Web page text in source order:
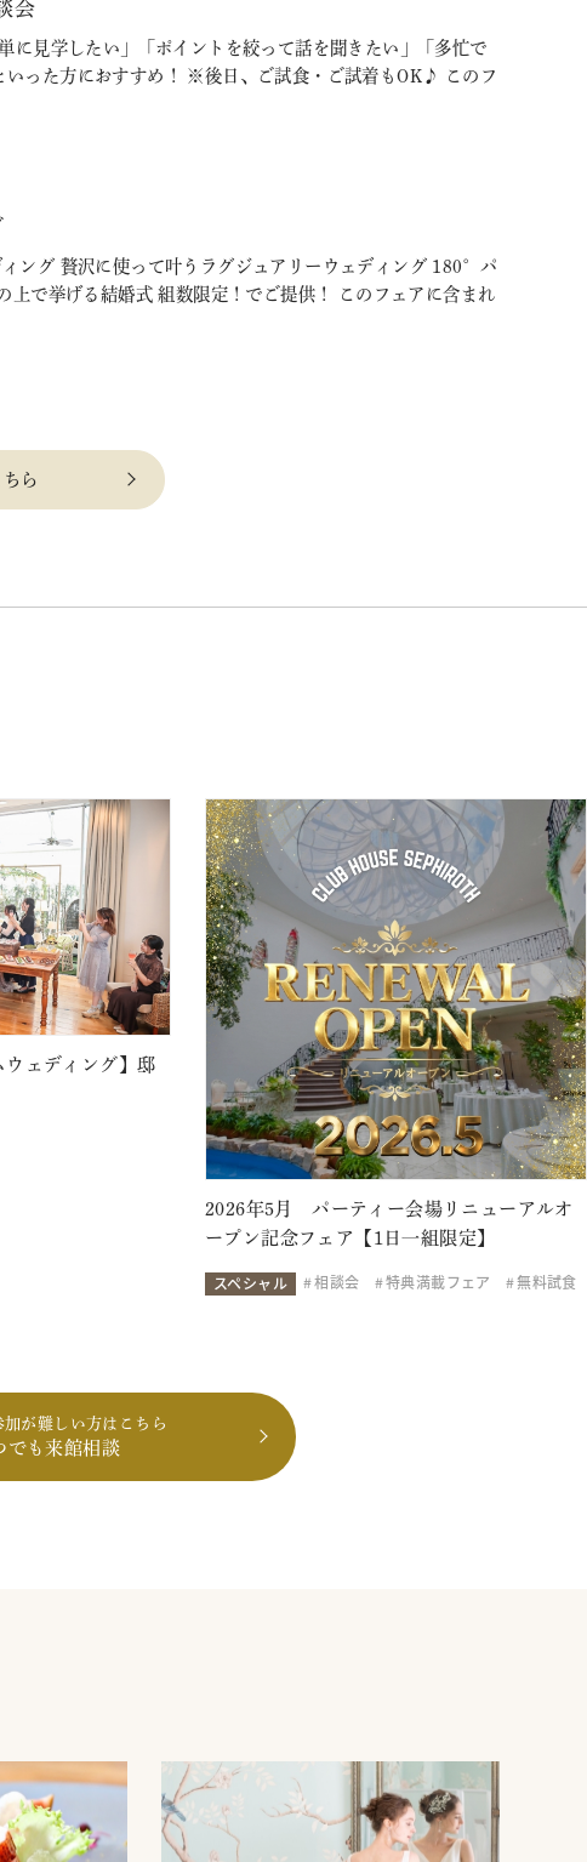
会
に見学したい」「ポイントを絞って話を聞きたい」「多忙で
いった方におすすめ！ ※後日、ご試食・ご試着もOK♪ このフ
ング 贅沢に使って叶うラグジュアリーウェディング 180°パ
で挙げる結婚式 組数限定！でご提供！ このフェアに含まれ
ら
ウェディング】邸
2026年5月 パーティー会場リニューアルオ
ープン記念フェア【1日一組限定】
スペシャル 相談会 特典満載フェア 無料試食
加が難しい方はこちら
でも来館相談